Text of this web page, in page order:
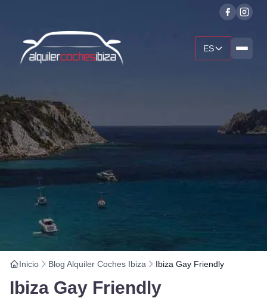
ES
Inicio Blog Alquiler Coches Ibiza Ibiza Gay Friendly
Ibiza Gay Friendly